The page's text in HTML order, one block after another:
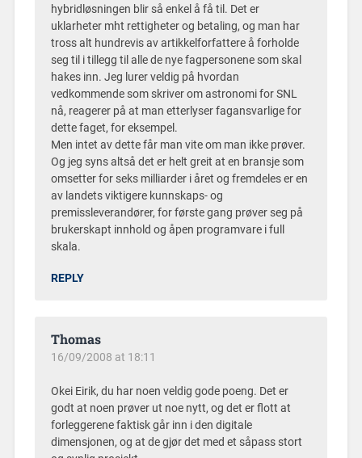
hybridløsningen blir så enkel å få til. Det er
uklarheter mht rettigheter og betaling, og man har
tross alt hundrevis av artikkelforfattere å forholde
seg til i tillegg til alle de nye fagpersonene som skal
hakes inn. Jeg lurer veldig på hvordan
vedkommende som skriver om astronomi for SNL
nå, reagerer på at man etterlyser fagansvarlige for
dette faget, for eksempel.
Men intet av dette får man vite om man ikke prøver.
Og jeg syns altså det er helt greit at en bransje som
omsetter for seks milliarder i året og fremdeles er en
av landets viktigere kunnskaps- og
premissleverandører, for første gang prøver seg på
brukerskapt innhold og åpen programvare i full
skala.
REPLY
Thomas
16/09/2008 at 18:11
Okei Eirik, du har noen veldig gode poeng. Det er
godt at noen prøver ut noe nytt, og det er flott at
forleggerene faktisk går inn i den digitale
dimensjonen, og at de gjør det med et såpass stort